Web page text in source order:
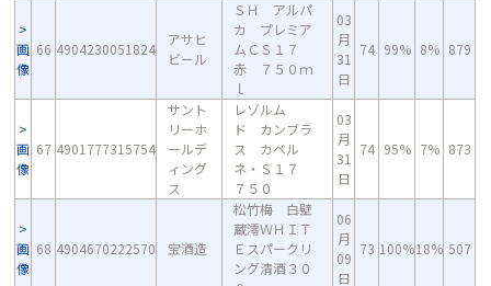
画
像
66 4904230051824
アサヒ
ビール
ＳＨ アルパ
カ プレミア
ムＣＳ１７
赤 ７５０ｍ
ｌ
03
月
31
日
74 99% 8% 879
画
像
67 4901777315754
サント
リーホ
ールデ
ィング
ス
レゾルム
ド カンブラ
ス カベル
ネ・Ｓ１７
７５０
03
月
31
日
74 95% 7% 873
画
像
68 4904670222570 宝酒造
松竹梅 白壁
蔵澪ＷＨＩＴ
Ｅスパークリ
ング清酒３０
06
月
09
日
73 100%18% 507